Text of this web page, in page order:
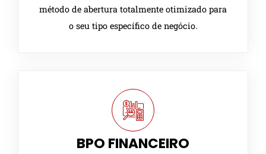
método de abertura totalmente otimizado para
o seu tipo específico de negócio.
BPO FINANCEIRO